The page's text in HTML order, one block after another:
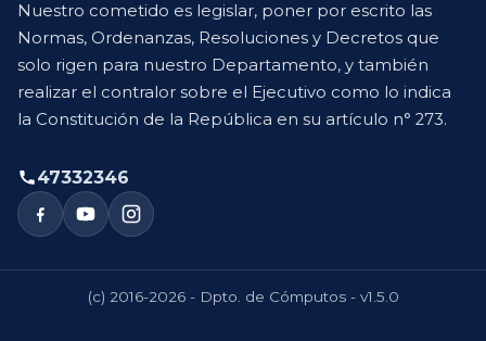
Nuestro cometido es legislar, poner por escrito las
Normas, Ordenanzas, Resoluciones y Decretos que
solo rigen para nuestro Departamento, y también
realizar el contralor sobre el Ejecutivo como lo indica
la Constitución de la República en su artículo n° 273.
47332346
(c) 2016-2026 - Dpto. de Cómputos - v1.5.0